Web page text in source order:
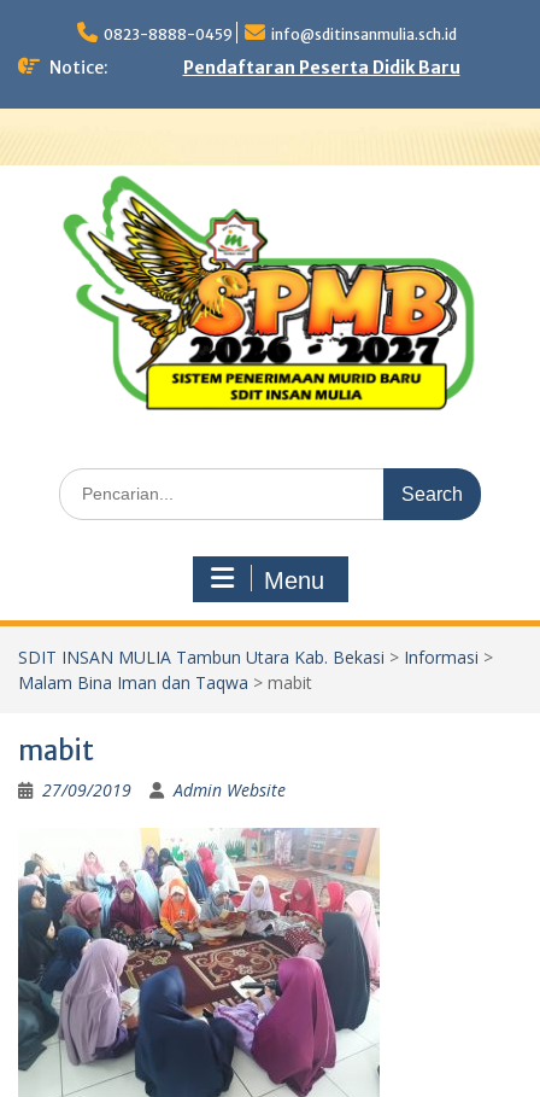
content
0823-8888-0459 info@sditinsanmulia.sch.id
Notice: Pendaftaran Peserta Didik Baru
Search
for:
Menu
SDIT INSAN MULIA Tambun Utara Kab. Bekasi > Informasi >
Malam Bina Iman dan Taqwa > mabit
mabit
27/09/2019 Admin Website